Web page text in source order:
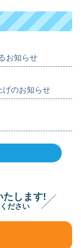
お知らせ
げのお知らせ
たします!
ださい